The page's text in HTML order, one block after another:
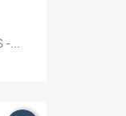
-...